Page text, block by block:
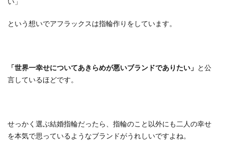
永久
取扱
店舗
という想いでアフラックスは指輪作りをしています。
「世界一幸せについてあきらめが悪いブランドでありたい」 と公
言しているほどです。
せっかく選ぶ結婚指輪だったら、指輪のこと以外にも二人の幸せ
を本気で思っているようなブランドがうれしいですよね。